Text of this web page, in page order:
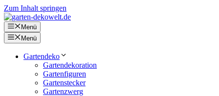
Zum Inhalt springen
Menü
Menü
Gartendeko
Gartendekoration
Gartenfiguren
Gartenstecker
Gartenzwerg